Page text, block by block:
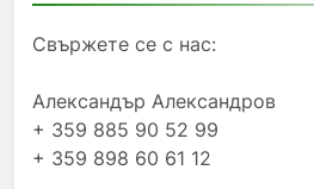
Свържете се с нас:
Александър Александров
+ 359 885 90 52 99
+ 359 898 60 61 12